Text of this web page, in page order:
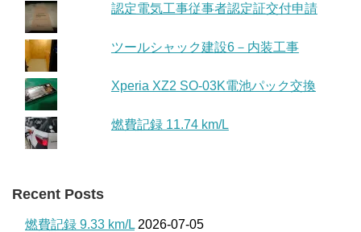
認定電気工事従事者認定証交付申請
ツールシャック建設6－内装工事
Xperia XZ2 SO-03K電池パック交換
燃費記録 11.74 km/L
Recent Posts
燃費記録 9.33 km/L 2026-07-05